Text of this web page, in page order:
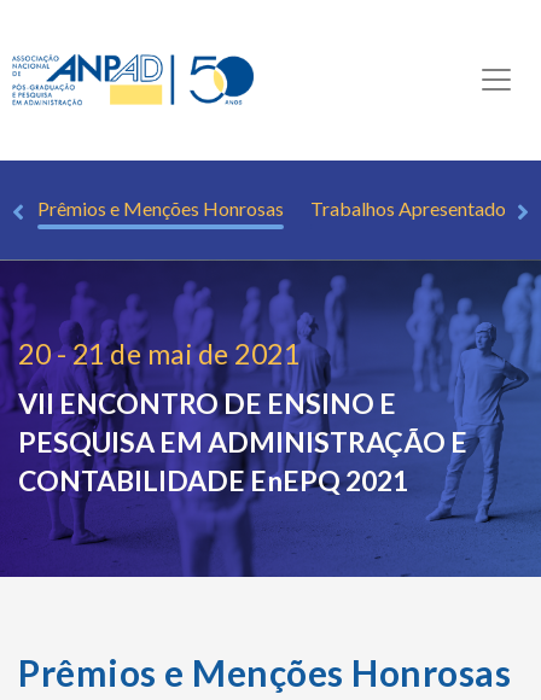
Prêmios e Menções Honrosas Trabalhos Apresentados
20 - 21 de mai de 2021
VII ENCONTRO DE ENSINO E
PESQUISA EM ADMINISTRAÇÃO E
CONTABILIDADEEnEPQ 2021
Prêmios e Menções Honrosas